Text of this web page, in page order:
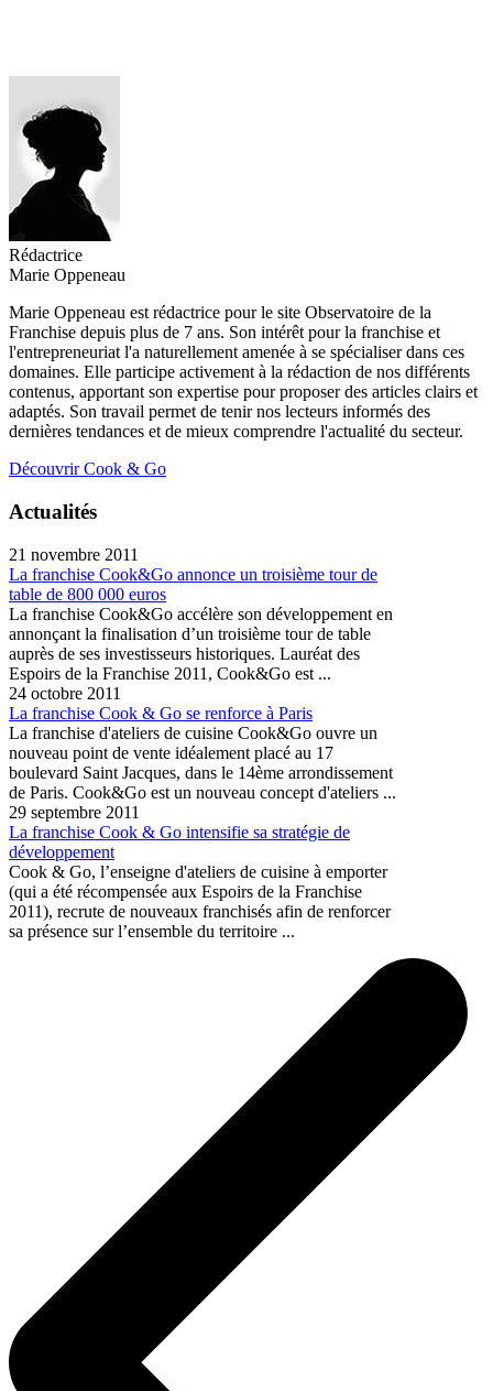
Rédactrice
Marie Oppeneau
Marie Oppeneau est rédactrice pour le site Observatoire de la
Franchise depuis plus de 7 ans. Son intérêt pour la franchise et
l'entrepreneuriat l'a naturellement amenée à se spécialiser dans ces
domaines. Elle participe activement à la rédaction de nos différents
contenus, apportant son expertise pour proposer des articles clairs et
adaptés. Son travail permet de tenir nos lecteurs informés des
dernières tendances et de mieux comprendre l'actualité du secteur.
Découvrir Cook & Go
Actualités
21 novembre 2011
La franchise Cook&Go annonce un troisième tour de
table de 800 000 euros
La franchise Cook&Go accélère son développement en
annonçant la finalisation d’un troisième tour de table
auprès de ses investisseurs historiques. Lauréat des
Espoirs de la Franchise 2011, Cook&Go est ...
24 octobre 2011
La franchise Cook & Go se renforce à Paris
La franchise d'ateliers de cuisine Cook&Go ouvre un
nouveau point de vente idéalement placé au 17
boulevard Saint Jacques, dans le 14ème arrondissement
de Paris. Cook&Go est un nouveau concept d'ateliers ...
29 septembre 2011
La franchise Cook & Go intensifie sa stratégie de
développement
Cook & Go, l’enseigne d'ateliers de cuisine à emporter
(qui a été récompensée aux Espoirs de la Franchise
2011), recrute de nouveaux franchisés afin de renforcer
sa présence sur l’ensemble du territoire ...